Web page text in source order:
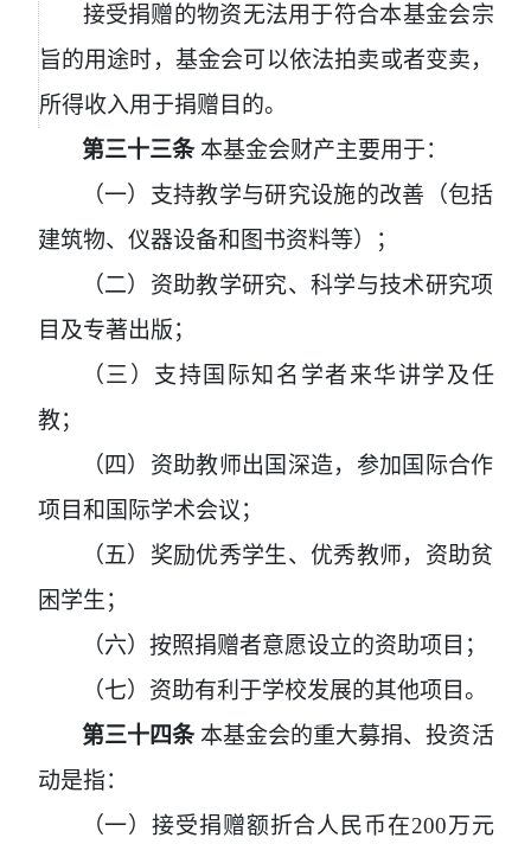
接受捐赠的物资无法用于符合本基金会宗
旨的用途时，基金会可以依法拍卖或者变卖，
所得收入用于捐赠目的。
第三十三条 本基金会财产主要用于：
（一）支持教学与研究设施的改善（包括
建筑物、仪器设备和图书资料等）；
（二）资助教学研究、科学与技术研究项
目及专著出版；
（三）支持国际知名学者来华讲学及任
教；
（四）资助教师出国深造，参加国际合作
项目和国际学术会议；
（五）奖励优秀学生、优秀教师，资助贫
困学生；
（六）按照捐赠者意愿设立的资助项目；
（七）资助有利于学校发展的其他项目。
第三十四条 本基金会的重大募捐、投资活
动是指：
（一）接受捐赠额折合人民币在200万元